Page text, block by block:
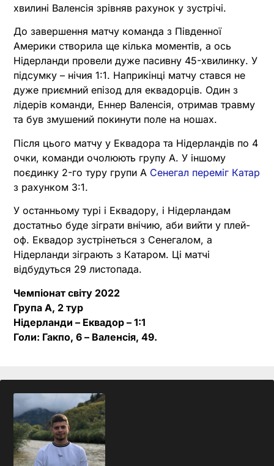
хвилині Валенсія зрівняв рахунок у зустрічі.
До завершення матчу команда з Південної
Америки створила ще кілька моментів, а ось
Нідерланди провели дуже пасивну 45-хвилинку. У
підсумку – нічия 1:1. Наприкінці матчу стався не
дуже приємний епізод для еквадорців. Один з
лідерів команди, Еннер Валенсія, отримав травму
та був змушений покинути поле на ношах.
Після цього матчу у Еквадора та Нідерландів по 4
очки, команди очолюють групу A. У іншому
поєдинку 2-го туру групи A Сенегал переміг Катар
з рахунком 3:1.
У останньому турі і Еквадору, і Нідерландам
достатньо буде зіграти внічию, аби вийти у плей-
оф. Еквадор зустрінеться з Сенегалом, а
Нідерланди зіграють з Катаром. Ці матчі
відбудуться 29 листопада.
Чемпіонат світу 2022
Група A, 2 тур
Нідерланди – Еквадор – 1:1
Голи: Гакпо, 6 – Валенсія, 49.